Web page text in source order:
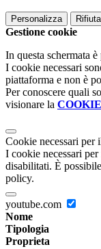
Personalizza
Gestione cookie
In questa schermata
I cookie necessari
piattaforma e non è
Per conoscere quali
visionare la
Cookie necessari per
I cookie necessari
disabilitati. È
policy.
youtube.com
Nome
Tipologia
Proprieta